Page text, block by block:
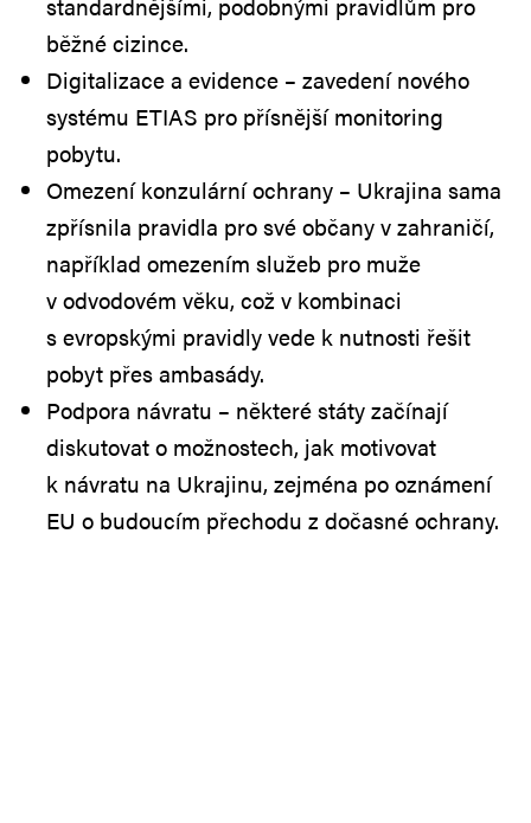
běžné cizince.
Digitalizace a evidence – zavedení nového
systému ETIAS pro přísnější monitoring
pobytu.
Omezení konzulární ochrany – Ukrajina sama
zpřísnila pravidla pro své občany v zahraničí,
například omezením služeb pro muže
v odvodovém věku, což v kombinaci
s evropskými pravidly vede k nutnosti řešit
pobyt přes ambasády.
Podpora návratu – některé státy začínají
diskutovat o možnostech, jak motivovat
k návratu na Ukrajinu, zejména po oznámení
EU o budoucím přechodu z dočasné ochrany.